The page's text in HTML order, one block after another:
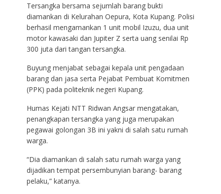
Tersangka bersama sejumlah barang bukti
diamankan di Kelurahan Oepura, Kota Kupang. Polisi
berhasil mengamankan 1 unit mobil Izuzu, dua unit
motor kawasaki dan Jupiter Z serta uang senilai Rp
300 juta dari tangan tersangka.
Buyung menjabat sebagai kepala unit pengadaan
barang dan jasa serta Pejabat Pembuat Komitmen
(PPK) pada politeknik negeri Kupang.
Humas Kejati NTT Ridwan Angsar mengatakan,
penangkapan tersangka yang juga merupakan
pegawai golongan 3B ini yakni di salah satu rumah
warga.
“Dia diamankan di salah satu rumah warga yang
dijadikan tempat persembunyian barang- barang
pelaku,” katanya.